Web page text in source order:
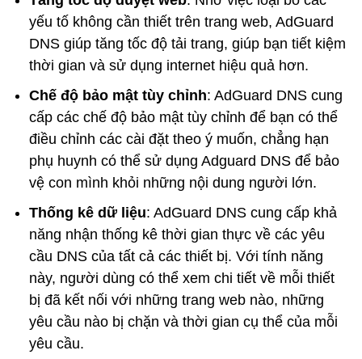
yếu tố không cần thiết trên trang web, AdGuard
DNS giúp tăng tốc độ tải trang, giúp bạn tiết kiệm
thời gian và sử dụng internet hiệu quả hơn.
Chế độ bảo mật tùy chỉnh: AdGuard DNS cung
cấp các chế độ bảo mật tùy chỉnh để bạn có thể
điều chỉnh các cài đặt theo ý muốn, chẳng hạn
phụ huynh có thể sử dụng Adguard DNS để bảo
vệ con mình khỏi những nội dung người lớn.
Thống kê dữ liệu: AdGuard DNS cung cấp khả
năng nhận thống kê thời gian thực về các yêu
cầu DNS của tất cả các thiết bị. Với tính năng
này, người dùng có thể xem chi tiết về mỗi thiết
bị đã kết nối với những trang web nào, những
yêu cầu nào bị chặn và thời gian cụ thể của mỗi
yêu cầu.